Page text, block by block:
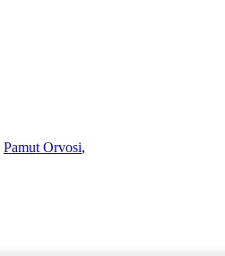
Pamut Orvosi,